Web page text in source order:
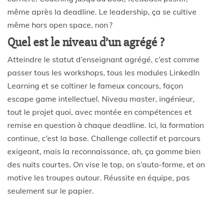
même après la deadline. Le leadership, ça se cultive
même hors open space, non ?
Quel est le niveau d’un agrégé ?
Atteindre le statut d’enseignant agrégé, c’est comme
passer tous les workshops, tous les modules LinkedIn
Learning et se coltiner le fameux concours, façon
escape game intellectuel. Niveau master, ingénieur,
tout le projet quoi, avec montée en compétences et
remise en question à chaque deadline. Ici, la formation
continue, c’est la base. Challenge collectif et parcours
exigeant, mais la reconnaissance, ah, ça gomme bien
des nuits courtes. On vise le top, on s’auto-forme, et on
motive les troupes autour. Réussite en équipe, pas
seulement sur le papier.